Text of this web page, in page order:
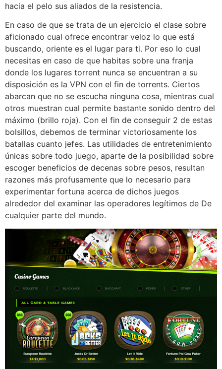
hacia el pelo sus aliados de la resistencia.
En caso de que se trata de un ejercicio el clase sobre
aficionado cual ofrece encontrar veloz lo que está
buscando, oriente es el lugar para ti. Por eso lo cual
necesitas en caso de que habitas sobre una franja
donde los lugares torrent nunca se encuentran a su
disposición es la VPN con el fin de torrents. Ciertos
abarcan que no se escucha ninguna cosa, mientras cual
otros muestran cual permite bastante sonido dentro del
máximo (brillo roja). Con el fin de conseguir 2 de estas
bolsillos, debemos de terminar victoriosamente los
batallas cuanto jefes. Las utilidades de entretenimiento
únicas sobre todo juego, aparte de la posibilidad sobre
escoger beneficios de decenas sobre pesos, resultan
razones más profusamente que lo necesario para
experimentar fortuna acerca de dichos juegos
alrededor del examinar las operadores legítimos de De
cualquier parte del mundo.